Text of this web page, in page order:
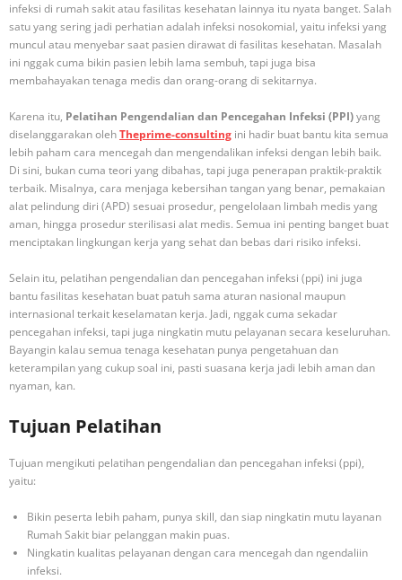
infeksi di rumah sakit atau fasilitas kesehatan lainnya itu nyata banget. Salah
satu yang sering jadi perhatian adalah infeksi nosokomial, yaitu infeksi yang
muncul atau menyebar saat pasien dirawat di fasilitas kesehatan. Masalah
ini nggak cuma bikin pasien lebih lama sembuh, tapi juga bisa
membahayakan tenaga medis dan orang-orang di sekitarnya.
Karena itu, Pelatihan Pengendalian dan Pencegahan Infeksi (PPI)yang
diselanggarakan olehTheprime-consulting ini hadir buat bantu kita semua
lebih paham cara mencegah dan mengendalikan infeksi dengan lebih baik.
Di sini, bukan cuma teori yang dibahas, tapi juga penerapan praktik-praktik
terbaik. Misalnya, cara menjaga kebersihan tangan yang benar, pemakaian
alat pelindung diri (APD) sesuai prosedur, pengelolaan limbah medis yang
aman, hingga prosedur sterilisasi alat medis. Semua ini penting banget buat
menciptakan lingkungan kerja yang sehat dan bebas dari risiko infeksi.
Selain itu, pelatihan pengendalian dan pencegahan infeksi (ppi) ini juga
bantu fasilitas kesehatan buat patuh sama aturan nasional maupun
internasional terkait keselamatan kerja. Jadi, nggak cuma sekadar
pencegahan infeksi, tapi juga ningkatin mutu pelayanan secara keseluruhan.
Bayangin kalau semua tenaga kesehatan punya pengetahuan dan
keterampilan yang cukup soal ini, pasti suasana kerja jadi lebih aman dan
nyaman, kan.
Tujuan Pelatihan
Tujuan mengikuti pelatihan pengendalian dan pencegahan infeksi (ppi),
yaitu:
Bikin peserta lebih paham, punya skill, dan siap ningkatin mutu layanan
Rumah Sakit biar pelanggan makin puas.
Ningkatin kualitas pelayanan dengan cara mencegah dan ngendaliin
infeksi.